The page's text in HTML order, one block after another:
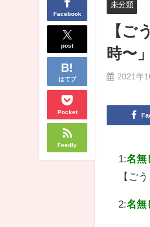
Facebook
post
はてブ
Pocket
Feedly
未分類
【ご
時〜」
2021年
1:名無
【ご
2:名無